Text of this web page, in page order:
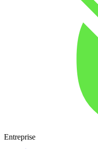
Entreprise